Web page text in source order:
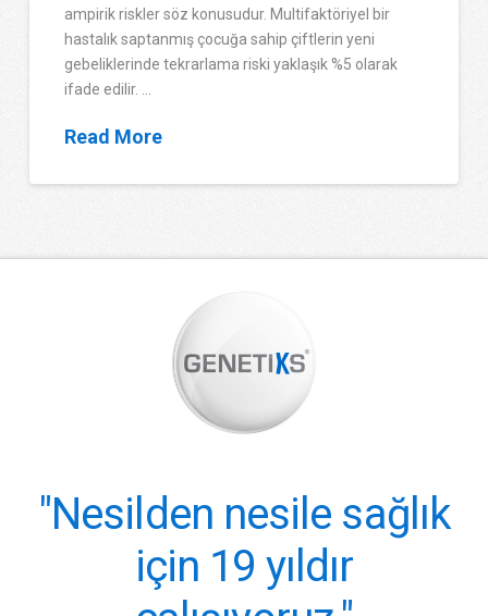
ampirik riskler söz konusudur. Multifaktöriyel bir
hastalık saptanmış çocuğa sahip çiftlerin yeni
gebeliklerinde tekrarlama riski yaklaşık %5 olarak
ifade edilir. …
Read More
"Nesilden nesile sağlık
için 19 yıldır